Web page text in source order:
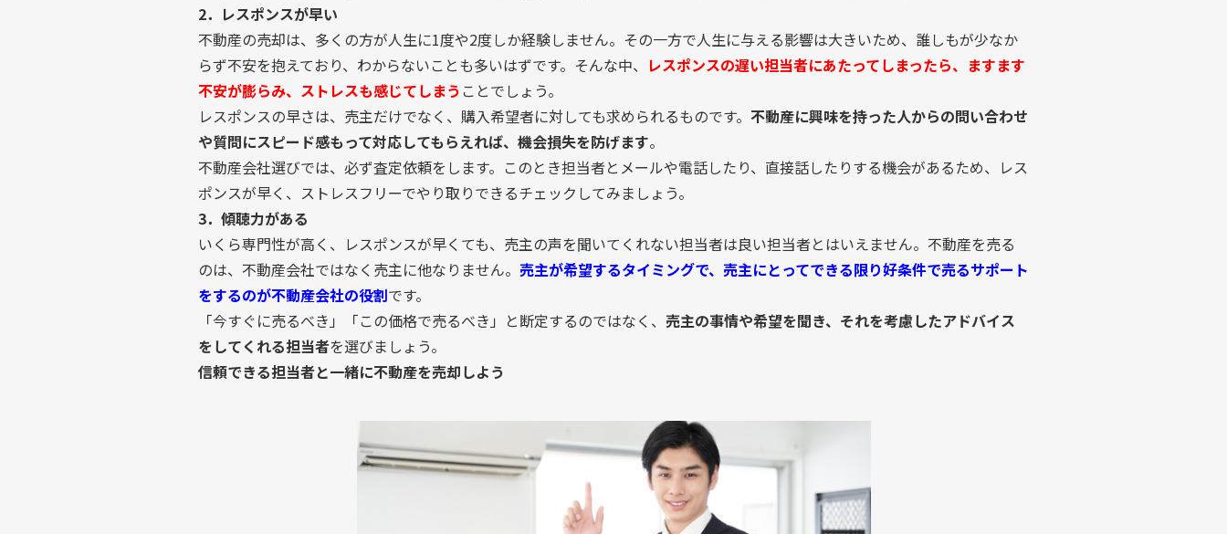
2．レスポンスが早い
不動産の売却は、多くの方が人生に1度や2度しか経験しません。その一方で人生に与える影響は大きいため、誰しもが少なか
らず不安を抱えており、わからないことも多いはずです。そんな中、 レスポンスの遅い担当者にあたってしまったら、ますます
不安が膨らみ、ストレスも感じてしまう ことでしょう。
レスポンスの早さは、売主だけでなく、購入希望者に対しても求められるものです。 不動産に興味を持った人からの問い合わせ
や質問にスピード感もって対応してもらえれば、機会損失を防げます。
不動産会社選びでは、必ず査定依頼をします。このとき担当者とメールや電話したり、直接話したりする機会があるため、レス
ポンスが早く、ストレスフリーでやり取りできるチェックしてみましょう。
3．傾聴力がある
いくら専門性が高く、レスポンスが早くても、売主の声を聞いてくれない担当者は良い担当者とはいえません。不動産を売る
のは、不動産会社ではなく売主に他なりません。 売主が希望するタイミングで、売主にとってできる限り好条件で売るサポート
をするのが不動産会社の役割です。
「今すぐに売るべき」「この価格で売るべき」と断定するのではなく、 売主の事情や希望を聞き、それを考慮したアドバイス
をしてくれる担当者を選びましょう。
信頼できる担当者と一緒に不動産を売却しよう